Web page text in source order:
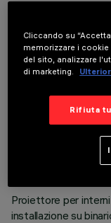
DATI
ULTIMO
Proiettore per
installazione su
Cliccando su
memorizzare i
del sito, analizzare
di marketing.
Rifiuta